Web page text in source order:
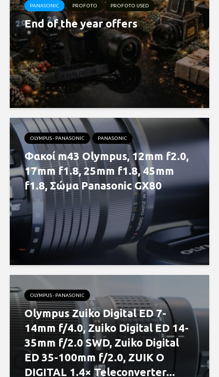
PANASONIC PROFOTO PROFOTO USED
End of the year offers
OLYMPUS - PANASONIC PANASONIC
Φακοί m43 Olympus, 12mm f2.0,
17mm f1.8, 25mm f1.8, 45mm
f1.8, Σώμα Panasonic GX80
OLYMPUS - PANASONIC
Olympus Zuiko Digital ED 7-
14mm f/4.0, Zuiko Digital ED 14-
35mm f/2.0 SWD, Zuiko Digital
ED 35-100mm f/2.0, ZUIK O
DIGITAL 1.4× Teleconverter...